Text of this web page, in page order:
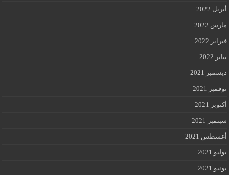
أبريل 2022
مارس 2022
فبراير 2022
يناير 2022
ديسمبر 2021
نوفمبر 2021
أكتوبر 2021
سبتمبر 2021
أغسطس 2021
يوليو 2021
يونيو 2021